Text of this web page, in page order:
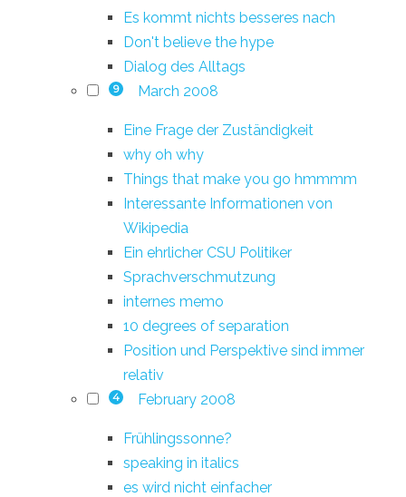
Es kommt nichts besseres nach
Don't believe the hype
Dialog des Alltags
9 March 2008
Eine Frage der Zuständigkeit
why oh why
Things that make you go hmmmm
Interessante Informationen von
Wikipedia
Ein ehrlicher CSU Politiker
Sprachverschmutzung
internes memo
10 degrees of separation
Position und Perspektive sind immer
relativ
4 February 2008
Frühlingssonne?
speaking in italics
es wird nicht einfacher